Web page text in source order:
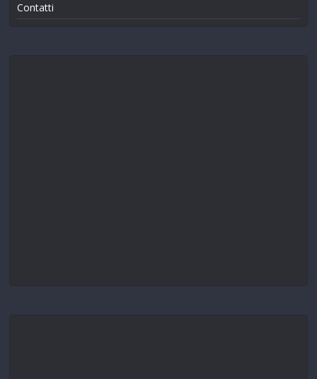
Contatti